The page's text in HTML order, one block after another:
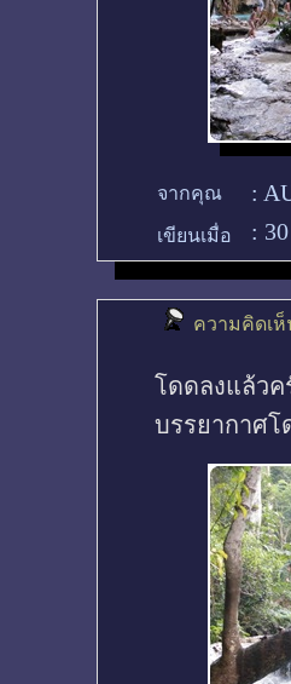
จากคุณ :
เขียนเมื่อ :
ความคิดเห็
โดดลงแล้วค
บรรยากาศ